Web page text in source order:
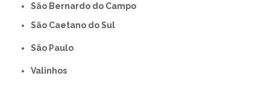
São Bernardo do Campo
São Caetano do Sul
São Paulo
Valinhos